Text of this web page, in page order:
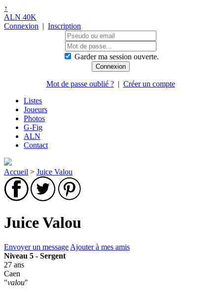
↑
ALN 40K
Connexion | Inscription
Garder ma session ouverte.
Mot de passe oublié ?| Créer un compte
Listes
Joueurs
Photos
G-Fig
ALN
Contact
Accueil > Juice Valou
Juice Valou
Envoyer un message Ajouter à mes amis
Niveau 5 - Sergent
27 ans
Caen
"valou"